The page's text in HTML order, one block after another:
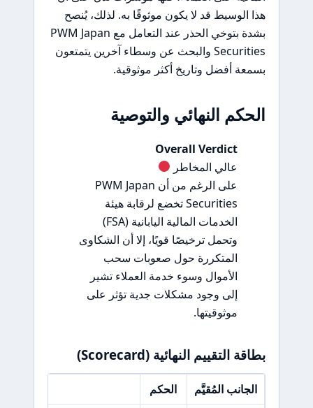
هذا الوسيط قد لا يكون موثوقًا به. لذلك، يُنصح
بشدة بتوخي الحذر عند التعامل مع PWM Japan
Securities والبحث عن وسطاء آخرين يتمتعون
بسمعة أفضل وتاريخ أكثر موثوقية.
الحكم النهائي والتوصية
Overall Verdict
عالي المخاطر
على الرغم من أن PWM Japan
Securities تخضع لرقابة هيئة
الخدمات المالية اليابانية (FSA)
وتحمل ترخيصًا قويًا، إلا أن الشكاوى
المتكررة حول صعوبات سحب
الأموال وسوء خدمة العملاء تشير
إلى وجود مشكلات جدية تؤثر على
موثوقيتها.
بطاقة التقييم النهائية (Scorecard)
الجانب المُقيَّم الحكم